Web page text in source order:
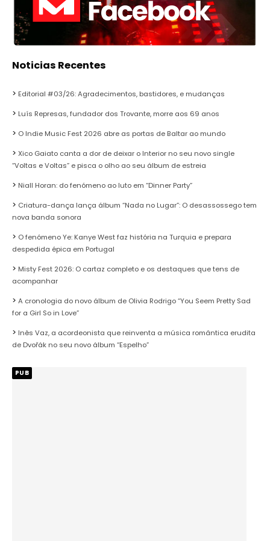
Noticias Recentes
Editorial #03/26: Agradecimentos, bastidores, e mudanças
Luís Represas, fundador dos Trovante, morre aos 69 anos
O Indie Music Fest 2026 abre as portas de Baltar ao mundo
Xico Gaiato canta a dor de deixar o Interior no seu novo single
“Voltas e Voltas” e pisca o olho ao seu álbum de estreia
Niall Horan: do fenómeno ao luto em “Dinner Party”
Criatura-dança lança álbum “Nada no Lugar”: O desassossego tem
nova banda sonora
O fenómeno Ye: Kanye West faz história na Turquia e prepara
despedida épica em Portugal
Misty Fest 2026: O cartaz completo e os destaques que tens de
acompanhar
A cronologia do novo álbum de Olivia Rodrigo “You Seem Pretty Sad
for a Girl So in Love”
Inês Vaz, a acordeonista que reinventa a música romântica erudita
de Dvořák no seu novo álbum “Espelho”
PUB